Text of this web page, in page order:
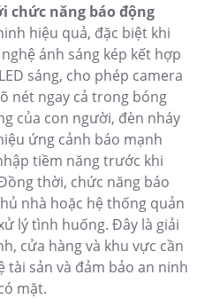
chức năng báo động
hiệu quả, đặc biệt khi
ánh sáng kép kết hợp
sáng, cho phép camera
nét ngay cả trong bóng
của con người, đèn nháy
ứng cảnh báo mạnh
tiềm năng trước khi
thời, chức năng báo
nhà hoặc hệ thống quản
lý tình huống. Đây là giải
cửa hàng và khu vực cần
tài sản và đảm bảo an ninh
mặt.